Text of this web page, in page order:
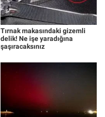
Tırnak makasındaki gizemli
delik! Ne işe yaradığına
şaşıracaksınız